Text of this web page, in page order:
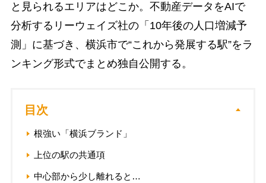
と見られるエリアはどこか。不動産データをAIで
分析するリーウェイズ社の「10年後の人口増減予
測」に基づき、横浜市で“これから発展する駅”をラ
ンキング形式でまとめ独自公開する。
目次
根強い「横浜ブランド」
上位の駅の共通項
中心部から少し離れると…